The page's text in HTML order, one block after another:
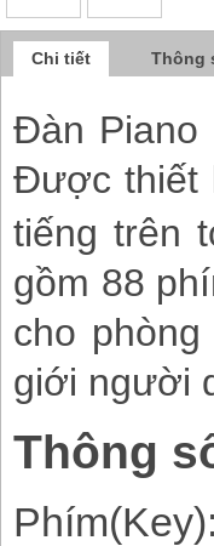
Chi tiết Thông
Đàn Piano
Được thiết
tiếng trên
gồm 88
cho
giới người
Thông
Phím(Key):